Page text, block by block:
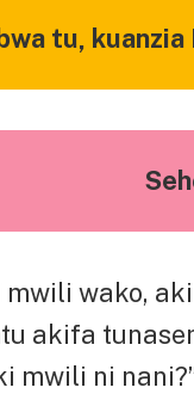
tu,
mwili wako,
akifa
mwili ni